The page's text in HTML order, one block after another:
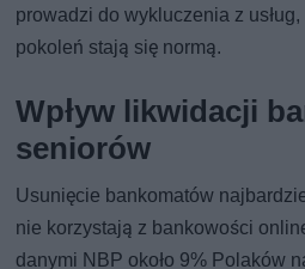
prowadzi do wykluczenia z usług,
pokoleń stają się normą.
Wpływ likwidacji
seniorów
Usunięcie bankomatów
nie korzystają z bankowości
danymi NBP około 9% Polaków